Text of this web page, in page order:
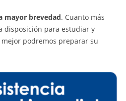
mayor brevedad. Cuanto más
disposición para estudiar y
podremos preparar su